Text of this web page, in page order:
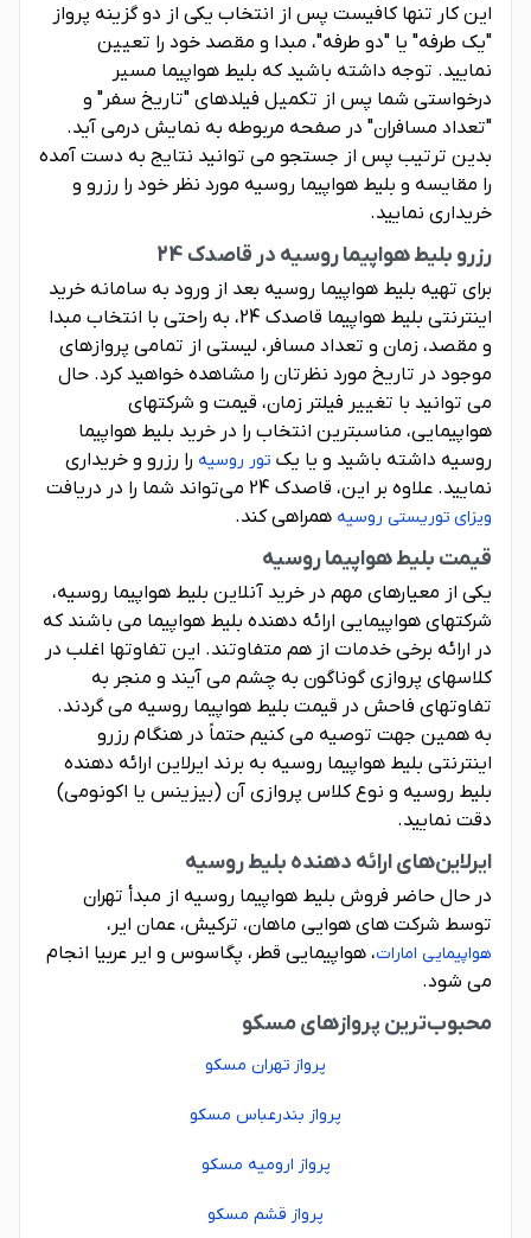
این کار تنها کافیست پس از انتخاب یکی از دو گزینه پرواز
"یک طرفه" یا "دو طرفه"، مبدا و مقصد خود را تعیین
نمایید. توجه داشته باشید که بلیط هواپیما مسیر
درخواستی شما پس از تکمیل فیلدهای "تاریخ سفر" و
"تعداد مسافران" در صفحه مربوطه به نمایش درمی آید.
بدین ترتیب پس از جستجو می توانید نتایج به دست آمده
را مقایسه و بلیط هواپیما روسیه مورد نظر خود را رزرو و
خریداری نمایید.
رزرو بلیط هواپیما روسیه در قاصدک 24
برای تهیه بلیط هواپیما روسیه بعد از ورود به سامانه خرید
اینترنتی بلیط هواپیما قاصدک 24، به راحتی با انتخاب مبدا
و مقصد، زمان و تعداد مسافر، لیستی از تمامی پروازهای
موجود در تاریخ مورد نظرتان را مشاهده خواهید کرد. حال
می توانید با تغییر فیلتر زمان، قیمت و شرکتهای
هواپیمایی، مناسبترین انتخاب را در خرید بلیط هواپیما
روسیه داشته باشید و یا یک تور روسیه را رزرو و خریداری
نمایید. علاوه بر این، قاصدک 24 می‌تواند شما را در دریافت
ویزای توریستی روسیه همراهی کند.
قیمت بلیط هواپیما روسیه
یکی از معیارهای مهم در خرید آنلاین بلیط هواپیما روسیه،
شرکتهای هواپیمایی ارائه دهنده بلیط هواپیما می باشند که
در ارائه برخی خدمات از هم متفاوتند. این تفاوتها اغلب در
کلاسهای پروازی گوناگون به چشم می آیند و منجر به
تفاوتهای فاحش در قیمت بلیط هواپیما روسیه می گردند.
به همین جهت توصیه می کنیم حتماً در هنگام رزرو
اینترنتی بلیط هواپیما روسیه به برند ایرلاین ارائه دهنده
بلیط روسیه و نوع کلاس پروازی آن (بیزینس یا اکونومی)
دقت نمایید.
ایرلاین‌های ارائه دهنده بلیط روسیه
در حال حاضر فروش بلیط هواپیما روسیه از مبدأ تهران
توسط شرکت های هوایی ماهان، ترکیش، عمان ایر،
هواپیمایی امارات، هواپیمایی قطر، پگاسوس و ایر عربیا انجام
می شود.
محبوب‌ترین پروازهای مسکو
پرواز تهران مسکو
پرواز بندرعباس مسکو
پرواز ارومیه مسکو
پرواز قشم مسکو